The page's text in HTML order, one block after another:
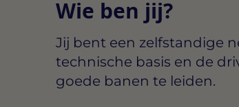
Wie ben jij?
Jij bent een zelfstandige
technische basis en de
goede banen te leiden.